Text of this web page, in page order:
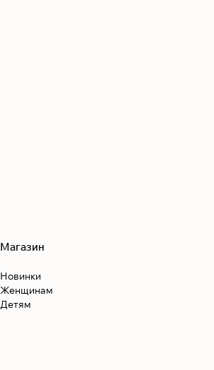
Магазин
Новинки
Женщинам
Детям